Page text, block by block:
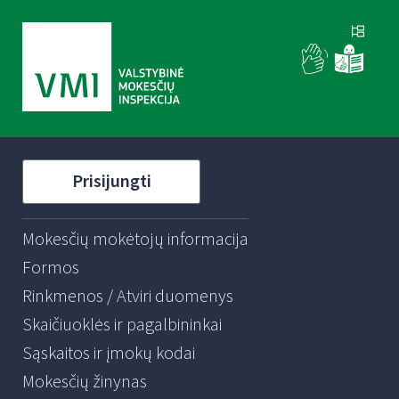
Prisijungti
Mokesčių mokėtojų informacija
Formos
Rinkmenos / Atviri duomenys
Skaičiuoklės ir pagalbininkai
Sąskaitos ir įmokų kodai
Mokesčių žinynas